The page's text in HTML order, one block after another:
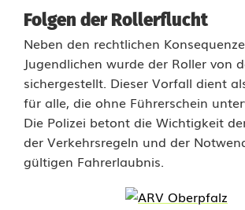
i
n
S
c
h
Folgen der Rollerflucht
Neben den rechtlichen
Jugendlichen wurde der Roller von
sichergestellt. Dieser Vorfall dient
für alle, die ohne Führerschein
Die Polizei betont die Wichtigkeit
der Verkehrsregeln und der
gültigen Fahrerlaubnis.